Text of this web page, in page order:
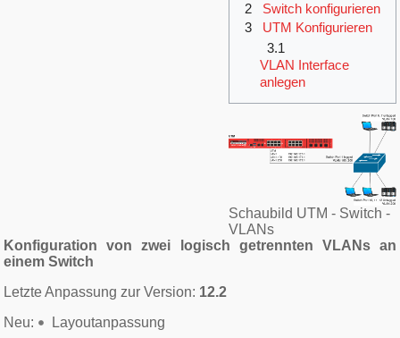
2
Switch konfigurieren
3
UTM Konfigurieren
3.1
VLAN Interface
anlegen
Schaubild UTM - Switch -
VLANs
Konfiguration von zwei logisch getrennten VLANs an
einem Switch
Letzte Anpassung zur Version: 12.2
Neu:
Layoutanpassung